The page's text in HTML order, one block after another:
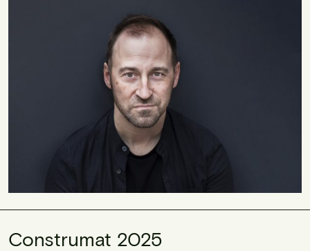
Construmat 2025